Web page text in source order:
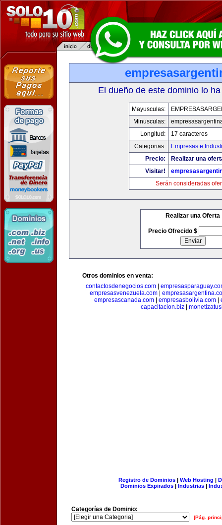
El dueño de este dominio lo
Mayusculas:
Minusculas:
Longitud:
17 caracteres
Categorias:
Empresas e
Precio:
Realizar una
Visitar!
Serán consideradas
Realizar una Oferta
Precio Ofrecido $
Otros dominios en venta:
contactosdenegocios.com
empresasvenezuela.com|
empresascanada.com| empresasbolivia.com|
capacitacion.biz|
Registro de Dominios| Web Hosting |
Dominios Expirados | Industrias |
Categorías de Dominio:
[Pág.